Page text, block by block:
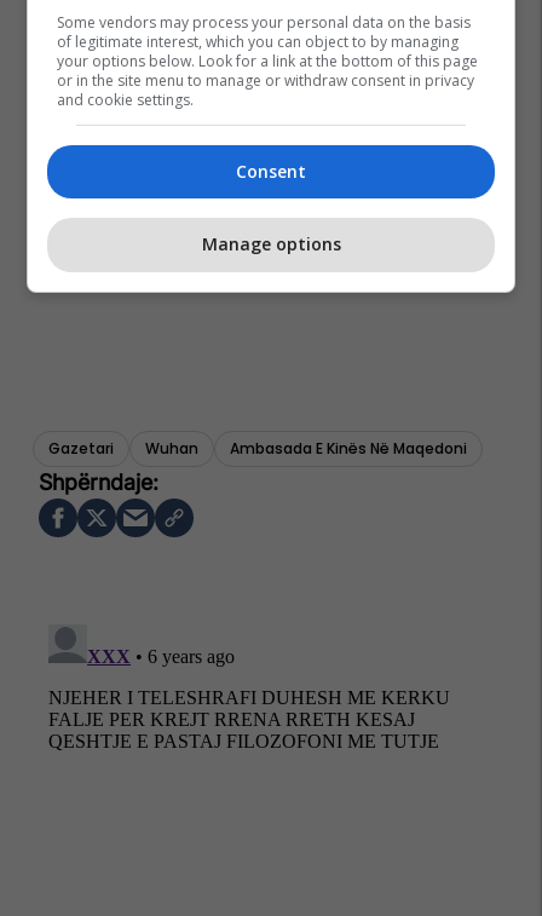
Gazetari Wuhan Ambasada E Kinës Në Maqedoni
Some vendors may process your personal data on the basis
of legitimate interest, which you can object to by managing
your options below. Look for a link at the bottom of this page
or in the site menu to manage or withdraw consent in privacy
and cookie settings.
Consent
Manage options